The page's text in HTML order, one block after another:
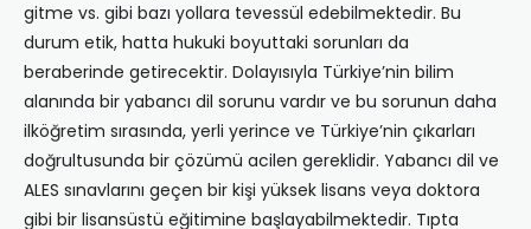
gitme vs. gibi bazı yollara tevessül edebilmektedir. Bu
durum etik, hatta hukuki boyuttaki sorunları da
beraberinde getirecektir. Dolayısıyla Türkiye’nin bilim
alanında bir yabancı dil sorunu vardır ve bu sorunun daha
ilköğretim sırasında, yerli yerince ve Türkiye’nin çıkarları
doğrultusunda bir çözümü acilen gereklidir. Yabancı dil ve
ALES sınavlarını geçen bir kişi yüksek lisans veya doktora
gibi bir lisansüstü eğitimine başlayabilmektedir. Tıpta